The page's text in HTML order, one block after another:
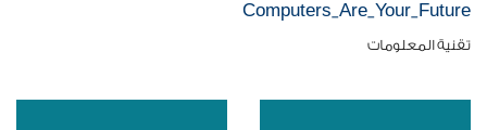
Computers_Are_Your_Future
تقنية المعلومات